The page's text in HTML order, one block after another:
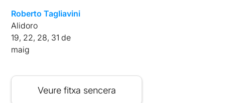
Roberto Tagliavini
Alidoro
19, 22, 28, 31 de
maig
Veure fitxa sencera